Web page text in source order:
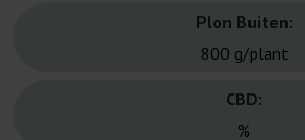
Plon Buiten:
800 g/plant
CBD:
%